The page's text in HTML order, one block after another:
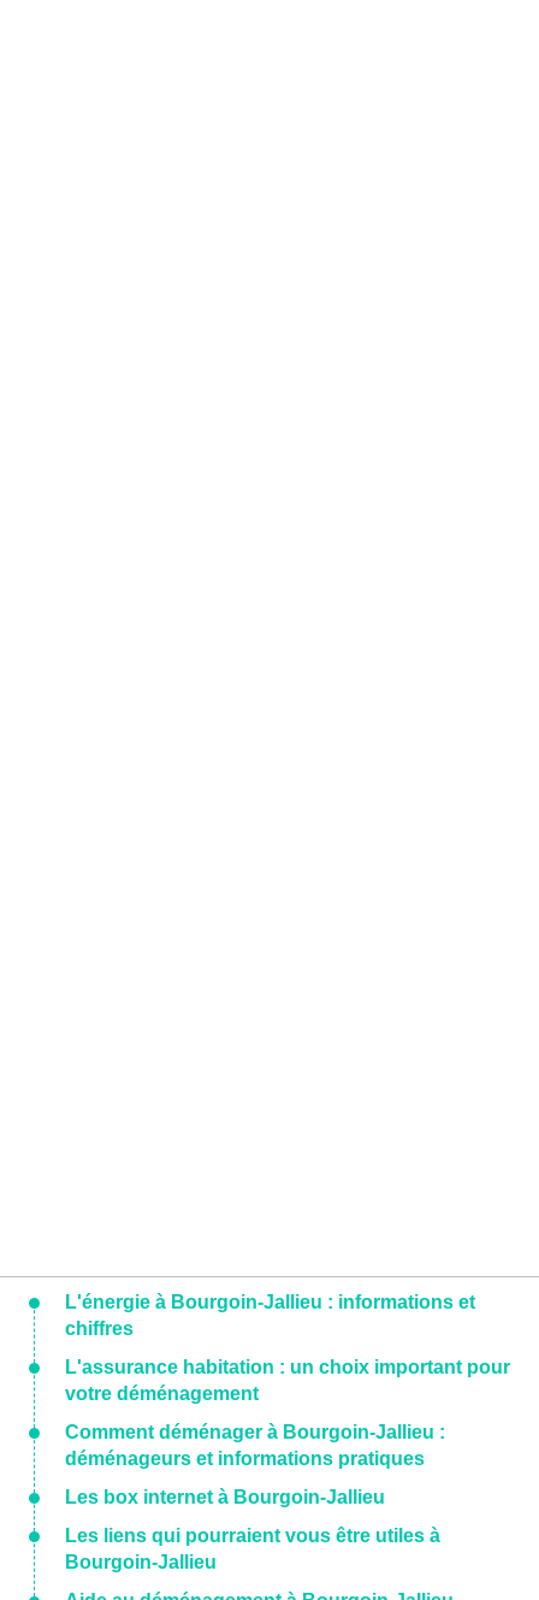
L'énergie à Bourgoin-Jallieu : informations et
chiffres
L'assurance habitation : un choix important pour
votre déménagement
Comment déménager à Bourgoin-Jallieu :
déménageurs et informations pratiques
Les box internet à Bourgoin-Jallieu
Les liens qui pourraient vous être utiles à
Bourgoin-Jallieu